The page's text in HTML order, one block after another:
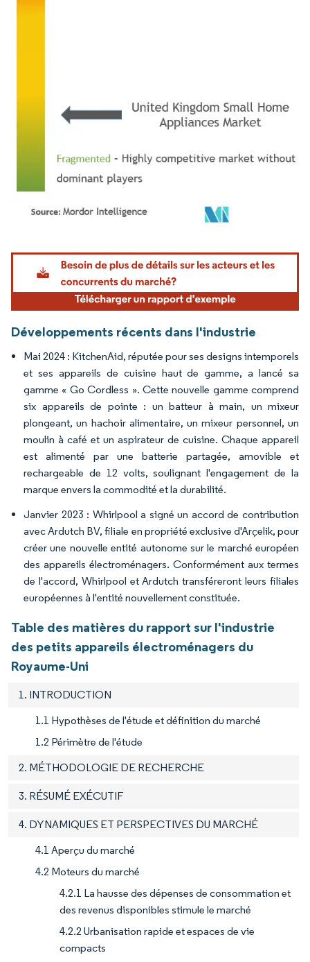
Image © Mordor Intelligence. La réutilisation nécessite une attribution sous CC BY
Développements récents dans l'industrie
Mai 2024 : KitchenAid, réputée pour ses designs intemporels
et ses appareils de cuisine haut de gamme, a lancé sa
gamme « Go Cordless ». Cette nouvelle gamme comprend
six appareils de pointe : un batteur à main, un mixeur
plongeant, un hachoir alimentaire, un mixeur personnel, un
moulin à café et un aspirateur de cuisine. Chaque appareil
est alimenté par une batterie partagée, amovible et
rechargeable de 12 volts, soulignant l'engagement de la
marque envers la commodité et la durabilité.
Janvier 2023 : Whirlpool a signé un accord de contribution
avec Ardutch BV, filiale en propriété exclusive d'Arçelik, pour
créer une nouvelle entité autonome sur le marché européen
des appareils électroménagers. Conformément aux termes
de l'accord, Whirlpool et Ardutch transféreront leurs filiales
européennes à l'entité nouvellement constituée.
Table des matières du rapport sur l'industrie
des petits appareils électroménagers du
Royaume-Uni
1. INTRODUCTION
1.1 Hypothèses de l'étude et définition du marché
1.2 Périmètre de l'étude
2. MÉTHODOLOGIE DE RECHERCHE
3. RÉSUMÉ EXÉCUTIF
4. DYNAMIQUES ET PERSPECTIVES DU MARCHÉ
4.1 Aperçu du marché
4.2 Moteurs du marché
4.2.1 La hausse des dépenses de consommation et
des revenus disponibles stimule le marché
4.2.2 Urbanisation rapide et espaces de vie
compacts